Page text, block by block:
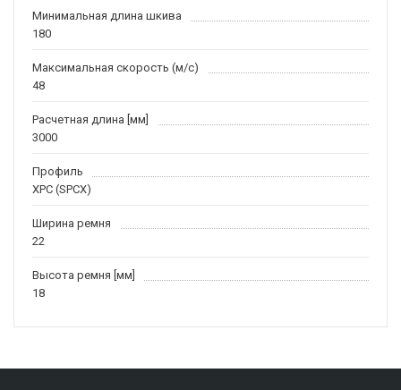
Минимальная длина шкива
180
Максимальная скорость (м/c)
48
Расчетная длина [мм]
3000
Профиль
XPC (SPCX)
Ширина ремня
22
Высота ремня [мм]
18